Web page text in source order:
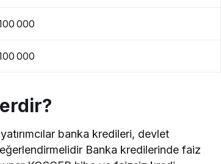
000
000
banka kredileri, devlet
Banka kredilerinde faiz